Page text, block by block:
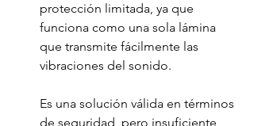
protección limitada, ya que
funciona como una sola lámina
que transmite fácilmente las
vibraciones del sonido.
Es una solución válida en términos
de seguridad, pero insuficiente